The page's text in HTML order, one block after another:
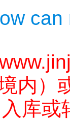
内）
库或